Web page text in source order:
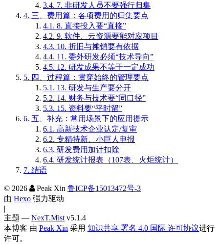
3.4. 7. 非研发人员不要强行归集
4. 三、费用篇：各项费用的归集要点
4.1. 8. 直接投入要“直接”
4.2. 9. 软件、云资源要能对应项目
4.3. 10. 折旧与摊销要有依据
4.4. 11. 委外研发必须“技术导向”
4.5. 12. 研发成果不等于一定成功
5. 四、过程篇：贯穿始终的管理要点
5.1. 13. 研发与生产要分开
5.2. 14. 财务与技术要“同口径”
5.3. 15. 资料要“平时留”
6. 五、补充：常用场景下的应用提示
6.1. 高新技术企业认定/复审
6.2. 专精特新、小巨人申报
6.3. 研发费用加计扣除
6.4. 研发统计报表（107表、火炬统计）
7. 结语
© 2026 Peak Xin 鲁ICP备15013472号-3
由 Hexo 强力驱动
|
主题 — NexT.Mist v5.1.4
本博客 由 Peak Xin 采用 知识共享 署名 4.0 国际 许可协议进行
许可。